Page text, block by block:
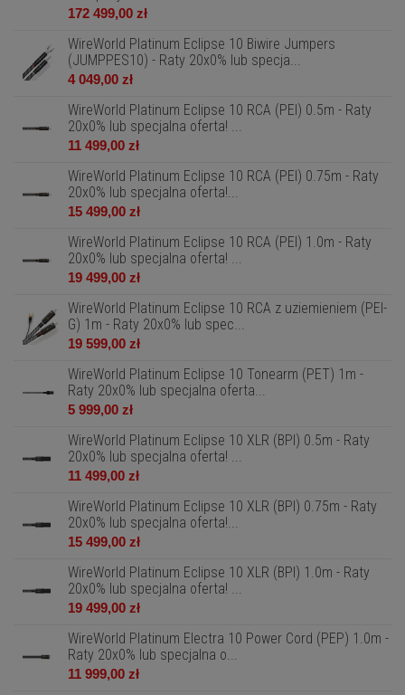
172 499,00 zł
WireWorld Platinum Eclipse 10 Biwire Jumpers
(JUMPPES10) - Raty 20x0% lub specja...
4 049,00 zł
WireWorld Platinum Eclipse 10 RCA (PEI) 0.5m - Raty
20x0% lub specjalna oferta! ...
11 499,00 zł
WireWorld Platinum Eclipse 10 RCA (PEI) 0.75m - Raty
20x0% lub specjalna oferta!...
15 499,00 zł
WireWorld Platinum Eclipse 10 RCA (PEI) 1.0m - Raty
20x0% lub specjalna oferta! ...
19 499,00 zł
WireWorld Platinum Eclipse 10 RCA z uziemieniem (PEI-
G) 1m - Raty 20x0% lub spec...
19 599,00 zł
WireWorld Platinum Eclipse 10 Tonearm (PET) 1m -
Raty 20x0% lub specjalna oferta...
5 999,00 zł
WireWorld Platinum Eclipse 10 XLR (BPI) 0.5m - Raty
20x0% lub specjalna oferta! ...
11 499,00 zł
WireWorld Platinum Eclipse 10 XLR (BPI) 0.75m - Raty
20x0% lub specjalna oferta!...
15 499,00 zł
WireWorld Platinum Eclipse 10 XLR (BPI) 1.0m - Raty
20x0% lub specjalna oferta! ...
19 499,00 zł
WireWorld Platinum Electra 10 Power Cord (PEP) 1.0m -
Raty 20x0% lub specjalna o...
11 999,00 zł